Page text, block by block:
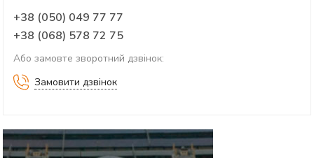
+38 (050) 049 77 77
+38 (068) 578 72 75
Або замовте зворотний дзвінок:
Замовити дзвінок